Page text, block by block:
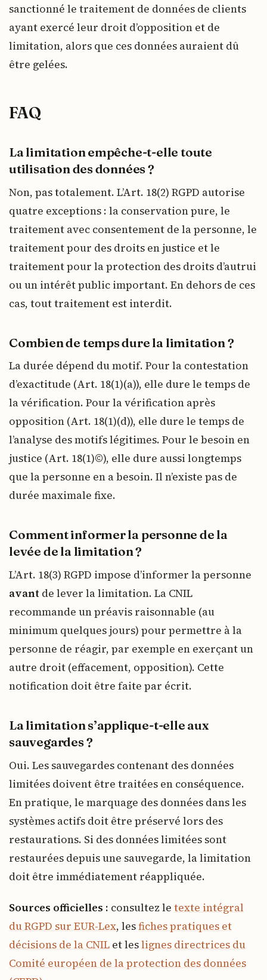
sanctionné le traitement de données de clients
ayant exercé leur droit d’opposition et de
limitation, alors que ces données auraient dû
être gelées.
FAQ
La limitation empêche-t-elle toute
utilisation des données ?
Non, pas totalement. L’Art. 18(2) RGPD autorise
quatre exceptions : la conservation pure, le
traitement avec consentement de la personne, le
traitement pour des droits en justice et le
traitement pour la protection des droits d’autrui
ou un intérêt public important. En dehors de ces
cas, tout traitement est interdit.
Combien de temps dure la limitation ?
La durée dépend du motif. Pour la contestation
d’exactitude (Art. 18(1)(a)), elle dure le temps de
la vérification. Pour la vérification après
opposition (Art. 18(1)(d)), elle dure le temps de
l’analyse des motifs légitimes. Pour le besoin en
justice (Art. 18(1)©), elle dure aussi longtemps
que la personne en a besoin. Il n’existe pas de
durée maximale fixe.
Comment informer la personne de la
levée de la limitation ?
L’Art. 18(3) RGPD impose d’informer la personne
avant de lever la limitation. La CNIL
recommande un préavis raisonnable (au
minimum quelques jours) pour permettre à la
personne de réagir, par exemple en exerçant un
autre droit (effacement, opposition). Cette
notification doit être faite par écrit.
La limitation s’applique-t-elle aux
sauvegardes ?
Oui. Les sauvegardes contenant des données
limitées doivent être traitées en conséquence.
En pratique, le marquage des données dans les
systèmes actifs doit être préservé lors des
restaurations. Si des données limitées sont
restaurées depuis une sauvegarde, la limitation
doit être immédiatement réappliquée.
Sources officielles : consultez le texte intégral
du RGPD sur EUR-Lex, lesfiches pratiques et
décisions de la CNIL et leslignes directrices du
Comité européen de la protection des données